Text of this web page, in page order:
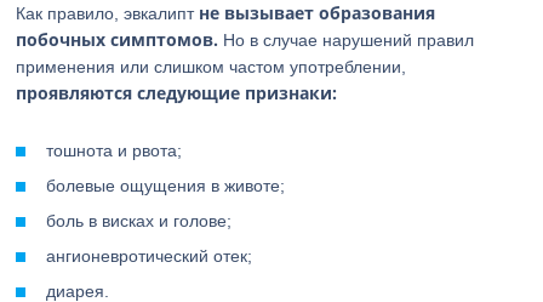
Как правило, эвкалипт не вызывает образования
побочных симптомов. Но в случае нарушений правил
применения или слишком частом употреблении,
проявляются следующие признаки:
тошнота и рвота;
болевые ощущения в животе;
боль в висках и голове;
ангионевротический отек;
диарея.